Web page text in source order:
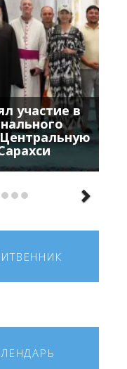
участие в